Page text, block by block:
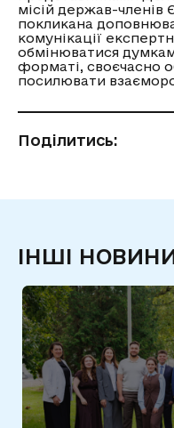
Поділитись:
місій держав-членів
покликана
комунікації
обмінюватися
форматі, своєчасно
посилювати
ІНШІ